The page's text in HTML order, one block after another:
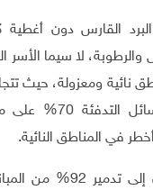
البرد القارس دون
لا سيما الأسر
نائية ومعزولة، حيث
في الأغطية ووسائل
في المناطق النائية.
وقد أدى العدوان إلى